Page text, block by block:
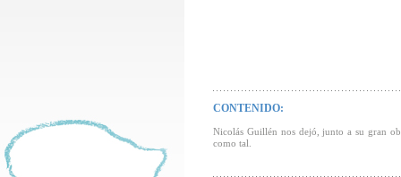
CONTENIDO:
Nicolás Guillén nos dejó, junto a su gran
como tal.